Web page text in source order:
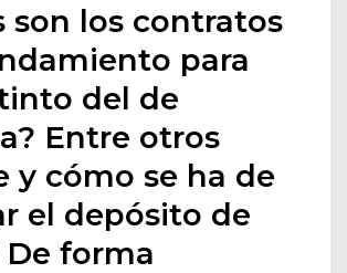
son los contratos
para
del de
Entre otros
y cómo se ha de
el depósito de
forma